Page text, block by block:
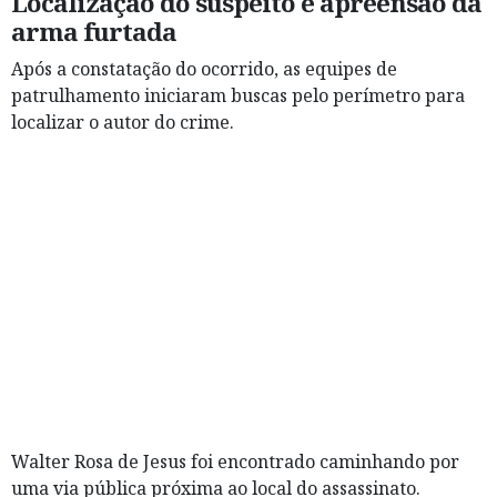
arma furtada
Após a constatação do ocorrido, as equipes de
patrulhamento iniciaram buscas pelo perímetro para
localizar o autor do crime.
Walter Rosa de Jesus foi encontrado caminhando por
uma via pública próxima ao local do assassinato.